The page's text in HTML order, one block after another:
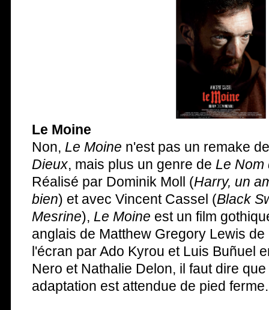
Le Moine
Non, Le Moine n'est pas un remake
Dieux, mais plus un genre de Le Nom
Réalisé par Dominik Moll (Harry, un
bien) et avec Vincent Cassel (Black
Mesrine), Le Moine est un film
anglais de Matthew Gregory Lewis
l'écran par Ado Kyrou et Luis Buñuel
Nero et Nathalie Delon, il faut dire
adaptation est attendue de pied ferme.